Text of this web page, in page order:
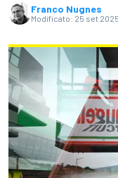
Franco Nugnes
Modificato: 25 set